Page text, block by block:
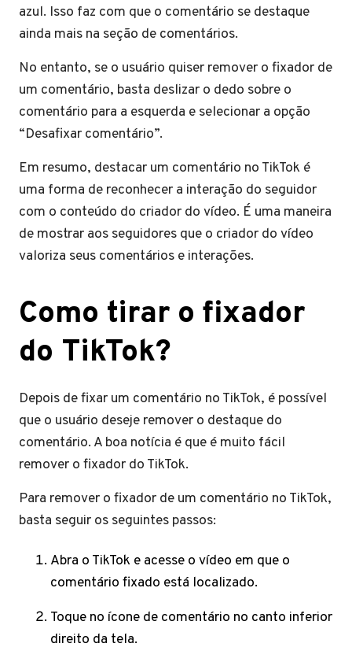
azul. Isso faz com que o comentário se destaque
ainda mais na seção de comentários.
No entanto, se o usuário quiser remover o fixador de
um comentário, basta deslizar o dedo sobre o
comentário para a esquerda e selecionar a opção
“Desafixar comentário”.
Em resumo, destacar um comentário no TikTok é
uma forma de reconhecer a interação do seguidor
com o conteúdo do criador do vídeo. É uma maneira
de mostrar aos seguidores que o criador do vídeo
valoriza seus comentários e interações.
Como tirar o fixador
do TikTok?
Depois de fixar um comentário no TikTok, é possível
que o usuário deseje remover o destaque do
comentário. A boa notícia é que é muito fácil
remover o fixador do TikTok.
Para remover o fixador de um comentário no TikTok,
basta seguir os seguintes passos:
Abra o TikTok e acesse o vídeo em que o
comentário fixado está localizado.
Toque no ícone de comentário no canto inferior
direito da tela.